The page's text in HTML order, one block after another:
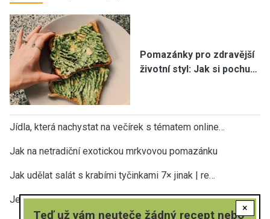
×
Teď už vám neuteče žádný recept nebo
Pomazánky pro zdravější
životní styl: Jak si pochu…
Jídla, která nachystat na večírek s tématem online…
Jak na netradiční exotickou mrkvovou pomazánku
Jak udělat salát s krabími tyčinkami 7× jinak | re…
Jednoduché pomazánky z tvarohu – 12 variant | rych…